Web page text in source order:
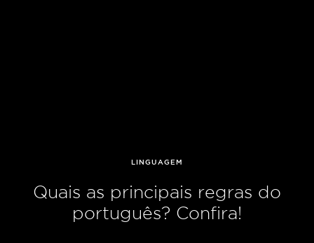
LINGUAGEM
Quais as principais regras do
português? Confira!